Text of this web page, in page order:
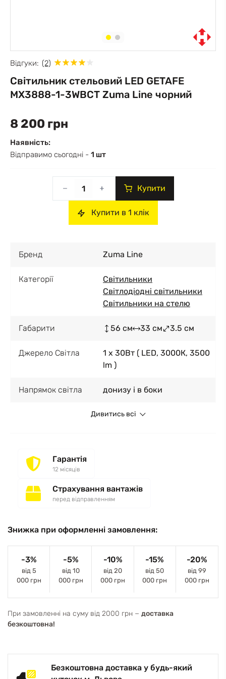
Відгуки: (2)
Світильник стельовий LED GETAFE
MX3888-1-3WBCT Zuma Line чорний
8 200 грн
Наявність:
Відправимо сьогодні - 1 шт
Купити
Купити в 1 клік
Бренд Zuma Line
Категорії
Світильники
Світлодіодні світильники
Світильники на стелю
Габарити 56 см 33 см 3.5 см
Джерело Світла
1 x 30Вт ( LED, 3000К, 3500
lm )
Напрямок світла донизу і в боки
Дивитись всі
Гарантія
12 місяців
Страхування вантажів
перед відправленням
Знижка при оформленні замовлення:
-3%
від 5
000 грн
-5%
від 10
000 грн
-10%
від 20
000 грн
-15%
від 50
000 грн
-20%
від 99
000 грн
При замовленні на суму від 2000 грн − доставка
безкоштовна!
Безкоштовна доставка у будь-який